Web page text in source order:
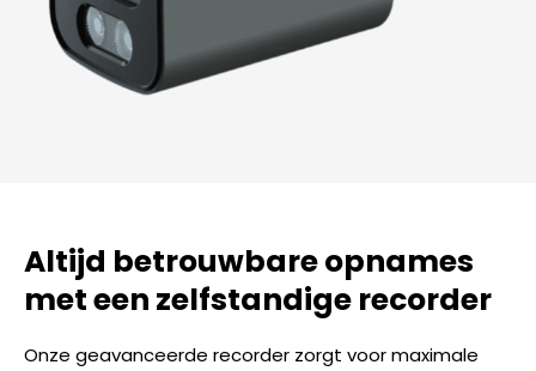
Altijd betrouwbare opnames
met een zelfstandige recorder
Onze geavanceerde recorder zorgt voor maximale